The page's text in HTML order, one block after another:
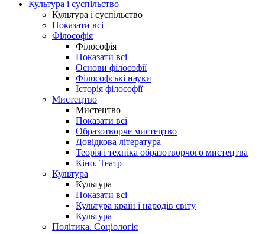
Культура і суспільство
Культура і суспільство
Показати всі
Філософія
Філософія
Показати всі
Основи філософії
Філософські науки
Історія філософії
Мистецтво
Мистецтво
Показати всі
Образотворче мистецтво
Довідкова література
Теорія і техніка образотворчого мистецтва
Кіно. Театр
Культура
Культура
Показати всі
Культура країн і народів світу
Культура
Політика. Соціологія